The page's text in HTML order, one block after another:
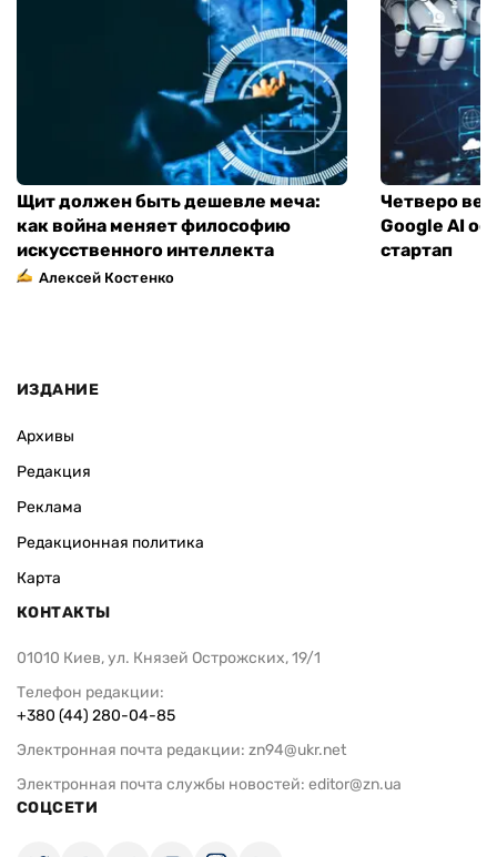
Щит должен быть дешевле меча:
как война меняет философию
искусственного интеллекта
Алексей Костенко
Четверо
Google AI
стартап
ИЗДАНИЕ
Архивы
Редакция
Реклама
Редакционная политика
Карта
КОНТАКТЫ
01010 Киев, ул. Князей Острожских, 19/1
Телефон редакции:
+380 (44) 280-04-85
Электронная почта редакции: zn94@ukr.net
Электронная почта службы новостей: editor@zn.ua
СОЦСЕТИ